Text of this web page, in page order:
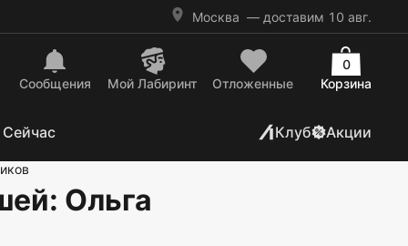
Москва — доставим 10 авг.
Сообщения Mой Лабиринт Отложенные Корзина
0
Клуб Акции
: Ольга